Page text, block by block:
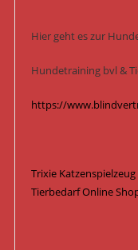
Hier geht es zur
Hundetraining bvl &
https://
Trixie
Tierbedarf Online